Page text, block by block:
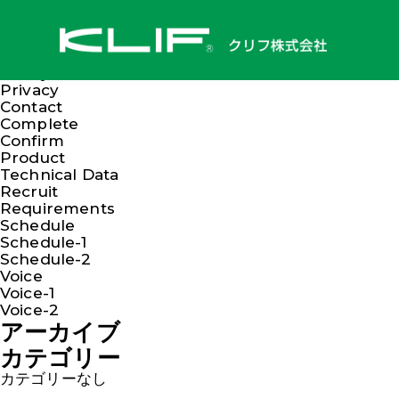
固定ページ
About Us
Privacy
Contact
Complete
Confirm
Product
Technical Data
Recruit
Requirements
Schedule
Schedule-1
Schedule-2
Voice
Voice-1
Voice-2
アーカイブ
カテゴリー
カテゴリーなし